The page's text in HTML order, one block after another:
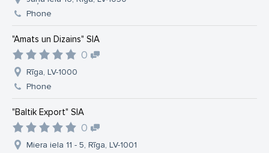
Phone
"Amats un Dizains" SIA
0
Rīga, LV-1000
Phone
"Baltik Export" SIA
0
Miera iela 11 - 5, Rīga, LV-1001